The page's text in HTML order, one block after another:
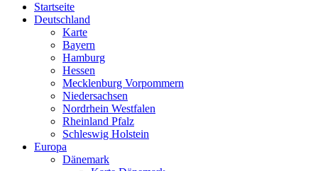
Startseite
Deutschland
Karte
Bayern
Hamburg
Hessen
Mecklenburg Vorpommern
Niedersachsen
Nordrhein Westfalen
Rheinland Pfalz
Schleswig Holstein
Europa
Dänemark